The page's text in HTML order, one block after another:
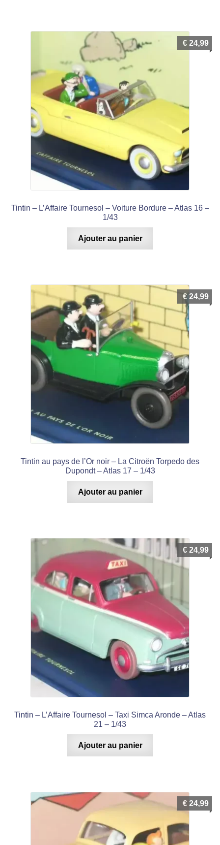
Tintin – L’Affaire Tournesol – Voiture Bordure – Atlas 16 –
1/43
€ 24,99
Ajouter au panier
Tintin au pays de l’Or noir – La Citroën Torpedo des
Dupondt – Atlas 17 – 1/43
€ 24,99
Ajouter au panier
Tintin – L’Affaire Tournesol – Taxi Simca Aronde – Atlas
21 – 1/43
€ 24,99
Ajouter au panier
€ 24,99